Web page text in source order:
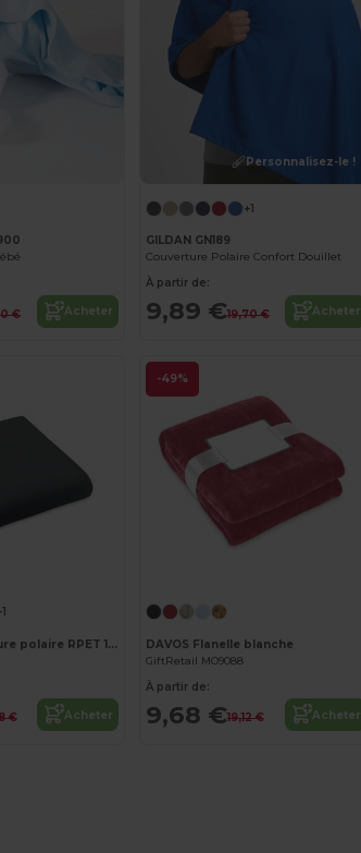
€ Acheter
Personnalisez-le !
+1
GILDAN GN189
Couverture Polaire Confort Douillet
À partir de:
9,89 €19,70 € Acheter
BOGDA Couverture polaire RPET 130gr
€ Acheter
-49%
DAVOS Flanelle blanche
GiftRetail MO9088
À partir de:
9,68 €19,12 € Acheter